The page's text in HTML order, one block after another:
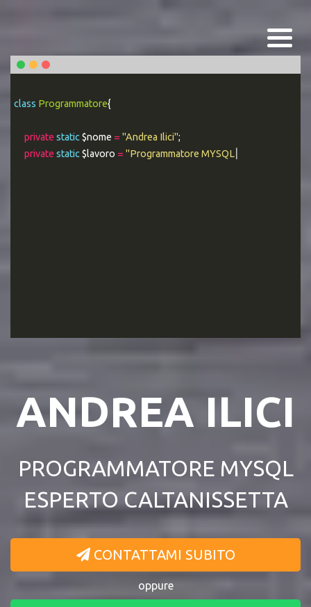
class Programmatore{
private static$nome = "Andrea Ilici";
private static$lavoro = "Programmatore MYSQL Esperto"
ANDREA ILICI
PROGRAMMATORE MYSQL
ESPERTO CALTANISSETTA
CONTATTAMI SUBITO
oppure